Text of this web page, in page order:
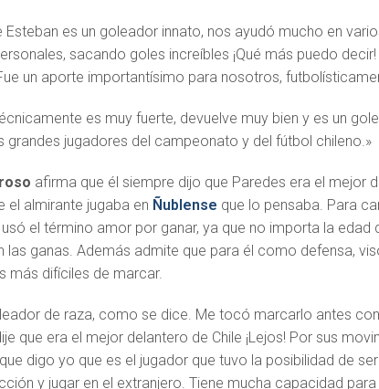
Esteban es un goleador innato, nos ayudó mucho en
sacando goles increíbles ¡Qué más puedo
un aporte importantísimo para nosotros,
es muy fuerte, devuelve muy bien y es un
grandes jugadores del campeonato y del fútbol chileno.»
afirma que él siempre dijo que Paredes era el mejor
el almirante jugaba en Ñublense que lo pensaba. Para
el término amor por ganar, ya que no importa la edad
las ganas. Además admite que para él como defensa,
más difíciles de marcar.
de raza, como se dice. Me tocó marcarlo antes con
que era el mejor delantero de Chile ¡Lejos! Por sus
digo yo que es el jugador que tuvo la posibilidad de
y jugar en el extranjero. Tiene mucha capacidad